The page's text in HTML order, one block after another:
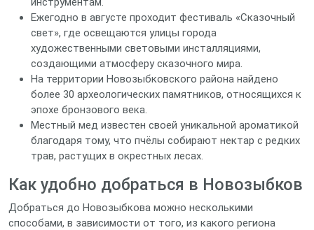
Ежегодно в августе проходит фестиваль «Сказочный
свет», где освещаются улицы города
художественными световыми инсталляциями,
создающими атмосферу сказочного мира.
На территории Новозыбковского района найдено
более 30 археологических памятников, относящихся к
эпохе бронзового века.
Местный мед известен своей уникальной ароматикой
благодаря тому, что пчёлы собирают нектар с редких
трав, растущих в окрестных лесах.
Как удобно добраться в Новозыбков
Добраться до Новозыбкова можно несколькими
способами, в зависимости от того, из какого региона